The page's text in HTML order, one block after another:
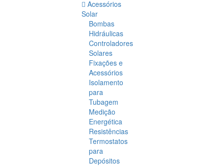
Acessórios
Solar
Bombas
Hidráulicas
Controladores
Solares
Fixações e
Acessórios
Isolamento
para
Tubagem
Medição
Energética
Resistências
Termostatos
para
Depósitos